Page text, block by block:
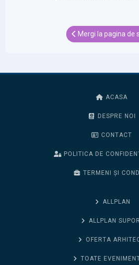
Mergi la pagina de
ACASA
DESPRE NOI
CONTACT
POLITICA DE
TERMENI ȘI
ALLPLAN
ALLPLAN
OFERTA
TOATE